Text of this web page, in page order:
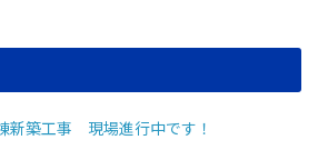
新築工事 現場進行中です！